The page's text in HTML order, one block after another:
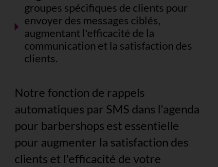
groupes spécifiques de clients pour
envoyer des messages ciblés,
augmentant l'efficacité de la
communication et la satisfaction des
clients.
Notre fonction de rappels
automatiques par SMS dans l'agenda
pour barbershops est essentielle
pour augmenter la satisfaction des
clients et l'efficacité de votre